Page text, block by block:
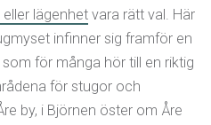
eller lägenhet vara rätt val. Här
infinner sig framför en
för många hör till en riktig
för stugor och
by, i Björnen öster om Åre